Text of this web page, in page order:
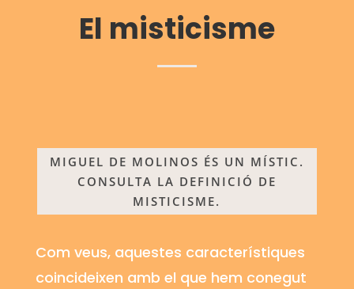
El misticisme
MIGUEL DE MOLINOS ÉS UN MÍSTIC.
CONSULTA LA DEFINICIÓ DE
MISTICISME.
Com veus, aquestes característiques
coincideixen amb el que hem conegut